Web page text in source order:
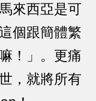
來西亞是可
個跟簡體繁
！」。更痛
，就將所有